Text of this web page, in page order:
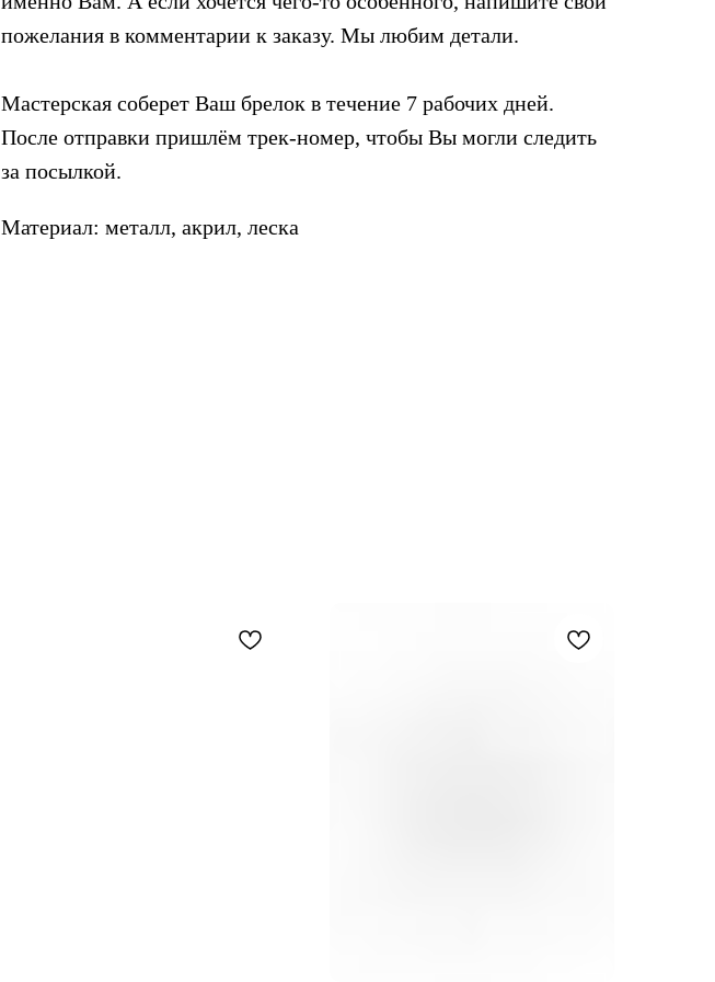
пожелания в комментарии к заказу. Мы любим детали.
Мастерская соберет Ваш брелок в течение 7 рабочих дней.
После отправки пришлём трек-номер, чтобы Вы могли следить
за посылкой.
Материал: металл, акрил, леска